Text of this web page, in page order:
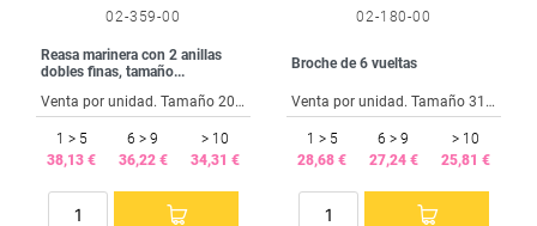
02-359-00
Reasa marinera con 2 anillas
dobles finas, tamaño...
Venta por unidad. Tamaño 20 mm.
1 > 5
38,13 €
6 > 9
36,22 €
> 10
34,31 €
02-180-00
Broche de 6 vueltas
Venta por unidad. Tamaño 31,5x11 mm.
1 > 5
28,68 €
6 > 9
27,24 €
> 10
25,81 €